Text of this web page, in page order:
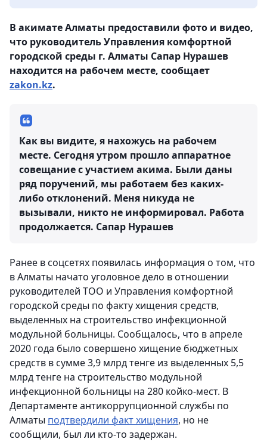
В акимате Алматы предоставили фото и видео,
что руководитель Управления комфортной
городской среды г. Алматы Сапар Нурашев
находится на рабочем месте, сообщает
zakon.kz.
Как вы видите, я нахожусь на рабочем
месте. Сегодня утром прошло аппаратное
совещание с участием акима. Были даны
ряд поручений, мы работаем без каких-
либо отклонений. Меня никуда не
вызывали, никто не информировал. Работа
продолжается. Сапар Нурашев
Ранее в соцсетях появилась информация о том, что
в Алматы начато уголовное дело в отношении
руководителей ТОО и Управления комфортной
городской среды по факту хищения средств,
выделенных на строительство инфекционной
модульной больницы. Сообщалось, что в апреле
2020 года было совершено хищение бюджетных
средств в сумме 3,9 млрд тенге из выделенных 5,5
млрд тенге на строительство модульной
инфекционной больницы на 280 койко-мест. В
Департаменте антикоррупционной службы по
Алматы подтвердили факт хищения, но не
сообщили, был ли кто-то задержан.